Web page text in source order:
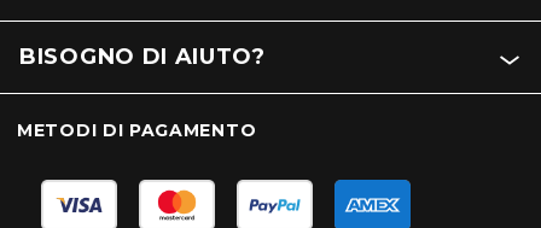
BISOGNO DI AIUTO?
METODI DI PAGAMENTO